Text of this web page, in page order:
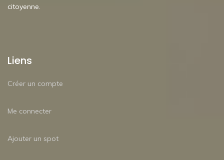
citoyenne.
Liens
Créer un compte
Me connecter
Ajouter un spot